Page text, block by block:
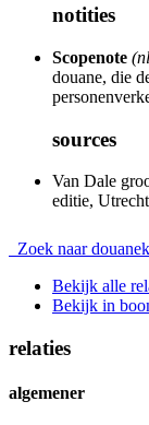
notities
Scopenote
douane, die
sources
Van Dale
editie,
Zoek naar
Bekijk alle
Bekijk in
relaties
algemener